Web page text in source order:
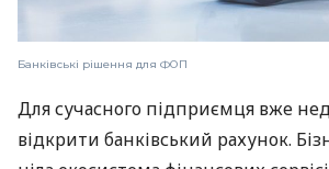
Банківські рішення для ФОП
Для сучасного підприємця вже
відкрити банківський рахунок.